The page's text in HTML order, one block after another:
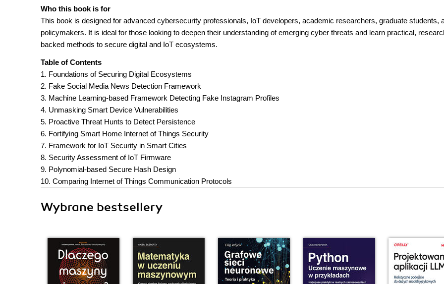
Who this book is for
This book is designed for advanced cybersecurity professionals, IoT developers, academic researchers, graduate students,
policymakers. It is ideal for those looking to deepen their understanding of emerging cyber threats and learn practical,
backed methods to secure digital and IoT ecosystems.
Table of Contents
1. Foundations of Securing Digital Ecosystems
2. Fake Social Media News Detection Framework
3. Machine Learning-based Framework Detecting Fake Instagram Profiles
4. Unmasking Smart Device Vulnerabilities
5. Proactive Threat Hunts to Detect Persistence
6. Fortifying Smart Home Internet of Things Security
7. Framework for IoT Security in Smart Cities
8. Security Assessment of IoT Firmware
9. Polynomial-based Secure Hash Design
10. Comparing Internet of Things Communication Protocols
Wybrane bestsellery